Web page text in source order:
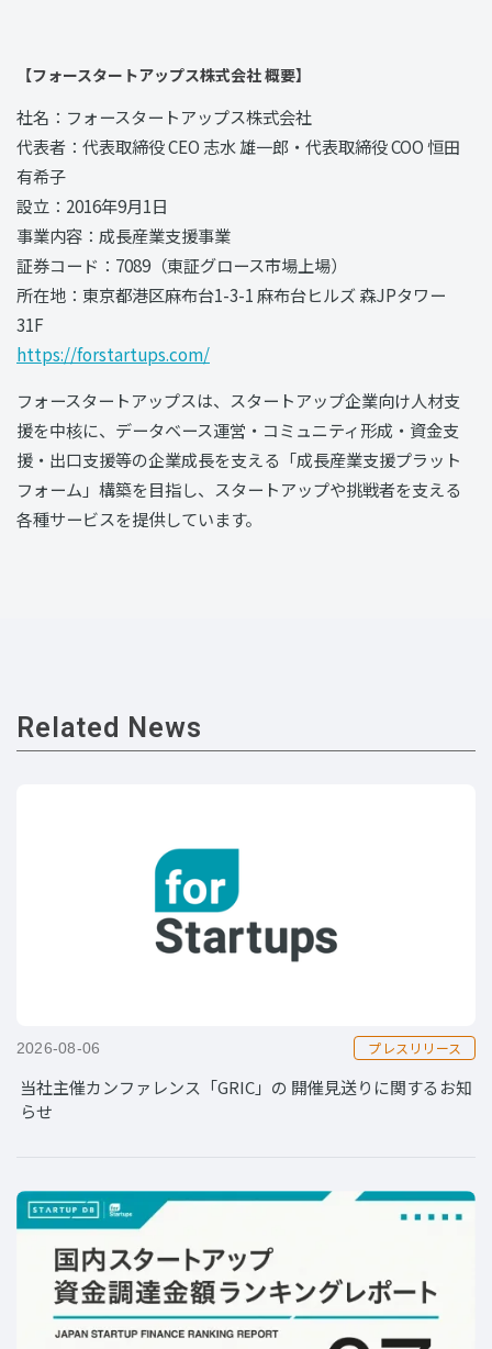
【フォースタートアップス株式会社 概要】
社名：フォースタートアップス株式会社
代表者：代表取締役 CEO 志水 雄一郎・代表取締役 COO 恒田
有希子
設立：2016年9月1日
事業内容：成長産業支援事業
証券コード：7089（東証グロース市場上場）
所在地：東京都港区麻布台1-3-1 麻布台ヒルズ 森JPタワー
31F
https://forstartups.com/
フォースタートアップスは、スタートアップ企業向け人材支
援を中核に、データベース運営・コミュニティ形成・資金支
援・出口支援等の企業成長を支える「成長産業支援プラット
フォーム」構築を目指し、スタートアップや挑戦者を支える
各種サービスを提供しています。
Related News
2026-08-06 プレスリリース
当社主催カンファレンス「GRIC」の 開催見送りに関するお知
らせ